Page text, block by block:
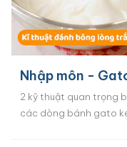
Nhập môn -
2 kỹ thuật quan trọng
các dòng bánh gato